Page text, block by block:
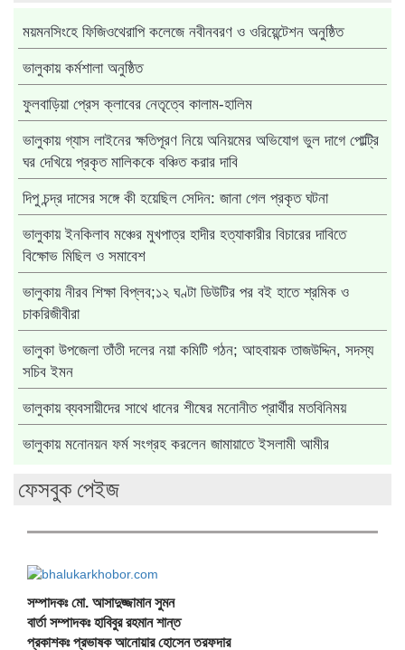
ময়মনসিংহে ফিজিওথেরাপি কলেজে নবীনবরণ ও ওরিয়েন্টেশন অনুষ্ঠিত
ভালুকায় কর্মশালা অনুষ্ঠিত
ফুলবাড়িয়া প্রেস ক্লাবের নেতৃত্বে কালাম-হালিম
ভালুকায় গ্যাস লাইনের ক্ষতিপূরণ নিয়ে অনিয়মের অভিযোগ ভুল দাগে পোল্ট্রি
ঘর দেখিয়ে প্রকৃত মালিককে বঞ্চিত করার দাবি
দিপু চন্দ্র দাসের সঙ্গে কী হয়েছিল সেদিন: জানা গেল প্রকৃত ঘটনা
ভালুকায় ইনকিলাব মঞ্চের মুখপাত্র হাদীর হত্যাকারীর বিচারের দাবিতে
বিক্ষোভ মিছিল ও সমাবেশ
ভালুকায় নীরব শিক্ষা বিপ্লব;১২ ঘণ্টা ডিউটির পর বই হাতে শ্রমিক ও
চাকরিজীবীরা
ভালুকা উপজেলা তাঁতী দলের নয়া কমিটি গঠন; আহবায়ক তাজউদ্দিন, সদস্য
সচিব ইমন
ভালুকায় ব্যবসায়ীদের সাথে ধানের শীষের মনোনীত প্রার্থীর মতবিনিময়
ভালুকায় মনোনয়ন ফর্ম সংগ্রহ করলেন জামায়াতে ইসলামী আমীর
ফেসবুক পেইজ
সম্পাদকঃ মো. আসাদুজ্জামান সুমন
বার্তা সম্পাদকঃ হাবিবুর রহমান শান্ত
প্রকাশকঃ প্রভাষক আনোয়ার হোসেন তরফদার